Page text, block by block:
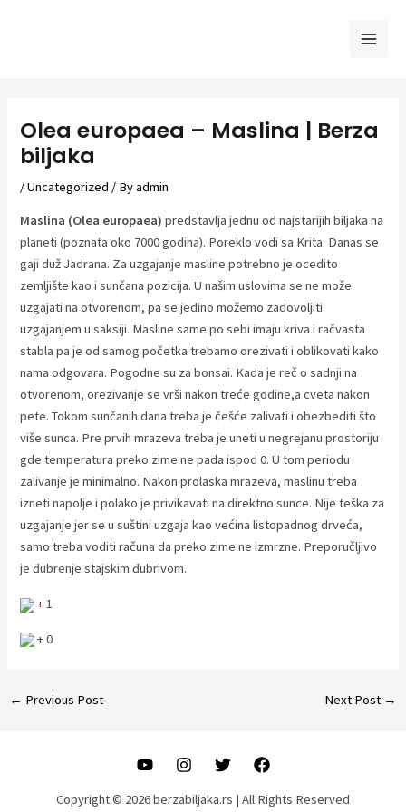
Olea europaea – Maslina | Berza
biljaka
/Uncategorized / Byadmin
Maslina (Olea europaea) predstavlja jednu od najstarijih biljaka na
planeti (poznata oko 7000 godina). Poreklo vodi sa Krita. Danas se
gaji duž Jadrana. Za uzgajanje masline potrebno je ocedito
zemljište kao i sunčana pozicija. U našim uslovima se ne može
uzgajati na otvorenom, pa se jedino možemo zadovoljiti
uzgajanjem u saksiji. Masline same po sebi imaju kriva i račvasta
stabla pa je od samog početka trebamo orezivati i oblikovati kako
nama odgovara. Pogodne su za bonsai. Kada je reč o sadnji na
otvorenom, orezivanje se vrši nakon treće godine,a cveta nakon
pete. Tokom sunčanih dana treba je češće zalivati i obezbediti što
više sunca. Pre prvih mrazeva treba je uneti u negrejanu prostoriju
gde temperatura preko zime ne pada ispod 0. U tom periodu
zalivanje je minimalno. Nakon prolaska mrazeva, maslinu treba
izneti napolje i polako je privikavati na direktno sunce. Nije teška za
uzgajanje jer se u suštini uzgaja kao većina listopadnog drveća,
samo treba voditi računa da preko zime ne izmrzne. Preporučljivo
je đubrenje stajskim đubrivom.
+ 1
+ 0
Post
← Previous Post Next Post →
Copyright © 2026 berzabiljaka.rs | All Rights Reserved